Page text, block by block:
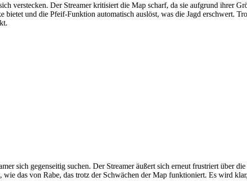
verstecken. Der Streamer kritisiert die Map scharf, da sie aufgrund ihrer
und die Pfeif-Funktion automatisch auslöst, was die Jagd erschwert.
sich gegenseitig suchen. Der Streamer äußert sich erneut frustriert über
das von Rabe, das trotz der Schwächen der Map funktioniert. Es wird